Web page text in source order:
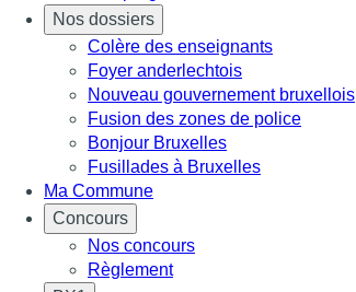
Nos dossiers
Colère des enseignants
Foyer anderlechtois
Nouveau gouvernement bruxellois
Fusion des zones de police
Bonjour Bruxelles
Fusillades à Bruxelles
Ma Commune
Concours
Nos concours
Règlement